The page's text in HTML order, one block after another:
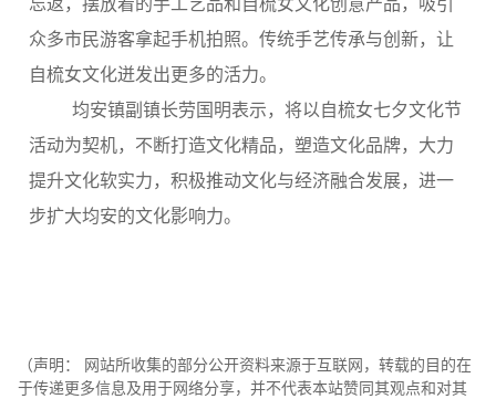
忘返，摆放着的手工艺品和自梳女文化创意产品，吸引
众多市民游客拿起手机拍照。传统手艺传承与创新，让
自梳女文化迸发出更多的活力。
均安镇副镇长劳国明表示，将以自梳女七夕文化节
活动为契机，不断打造文化精品，塑造文化品牌，大力
提升文化软实力，积极推动文化与经济融合发展，进一
步扩大均安的文化影响力。
（声明： 网站所收集的部分公开资料来源于互联网，转载的目的在
于传递更多信息及用于网络分享，并不代表本站赞同其观点和对其